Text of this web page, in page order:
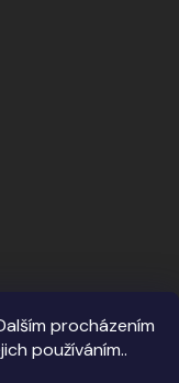
procházením
používáním..